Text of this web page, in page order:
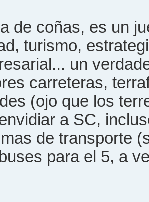
de coñas, es un
turismo,
un
carreteras,
(ojo que los
a SC,
de transporte
para el 5, a